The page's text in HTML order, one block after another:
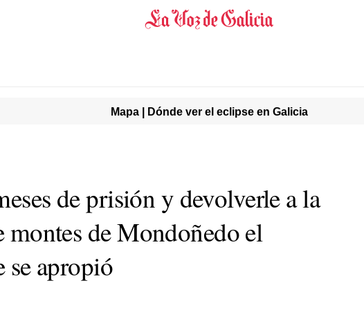
Mapa | Dónde ver el eclipse en Galicia
de prisión y devolverle a la
montes de Mondoñedo el
se apropió